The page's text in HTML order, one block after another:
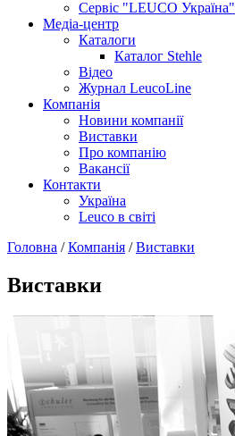
Сервiс "LEUCO Україна"
Медіа-центр
Каталоги
Каталог Stehle
Відео
Журнал LeucoLine
Компанія
Новини компанії
Виставки
Про компанію
Вакансії
Контакти
Україна
Leuco в світі
Головна /Компанія /Виставки
Виставки